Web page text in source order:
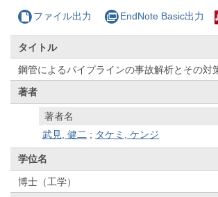
ファイル出力 EndNote Basic出力
タイトル
鋼管によるパイプラインの事故解析とその対
著者
著者名
武見, 健二 ; タケミ, ケンジ
学位名
博士（工学）